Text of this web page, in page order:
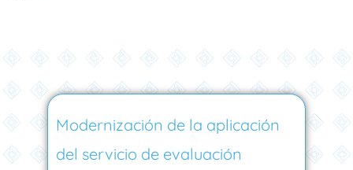
Modernización de la aplicación
del servicio de evaluación